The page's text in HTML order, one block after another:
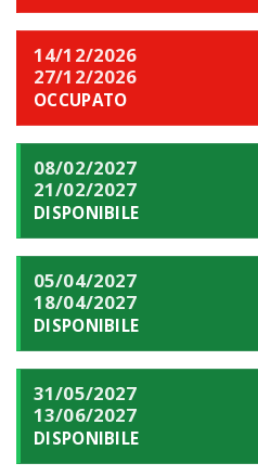
14/12/2026
27/12/2026
OCCUPATO
08/02/2027
21/02/2027
DISPONIBILE
05/04/2027
18/04/2027
DISPONIBILE
31/05/2027
13/06/2027
DISPONIBILE